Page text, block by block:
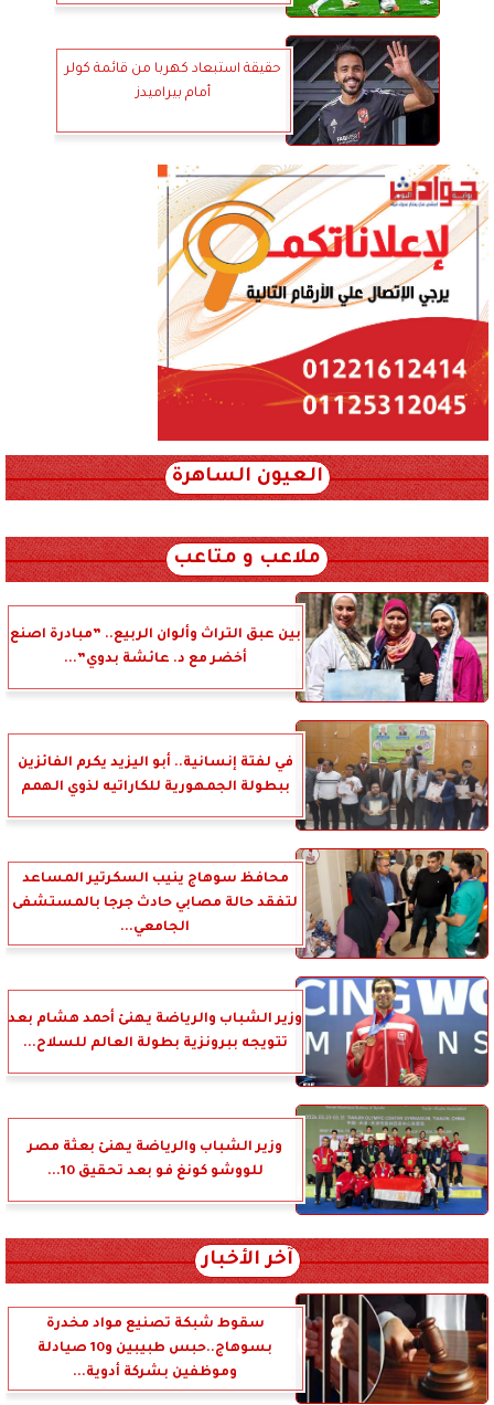
حقيقة استبعاد كهربا من قائمة كولر
أمام بيراميدز
العيون الساهرة
ملاعب و متاعب
بين عبق التراث وألوان الربيع.. ”مبادرة اصنع
أخضر مع د. عائشة بدوي”...
في لفتة إنسانية.. أبو اليزيد يكرم الفائزين
ببطولة الجمهورية للكاراتيه لذوي الهمم
محافظ سوهاج ينيب السكرتير المساعد
لتفقد حالة مصابي حادث جرجا بالمستشفى
الجامعي...
وزير الشباب والرياضة يهنئ أحمد هشام بعد
تتويجه ببرونزية بطولة العالم للسلاح...
وزير الشباب والرياضة يهنئ بعثة مصر
للووشو كونغ فو بعد تحقيق 10...
آخر الأخبار
سقوط شبكة تصنيع مواد مخدرة
بسوهاج..حبس طبيبين و10 صيادلة
وموظفين بشركة أدوية...